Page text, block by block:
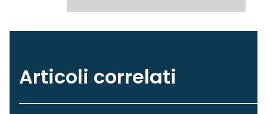
Articoli correlati